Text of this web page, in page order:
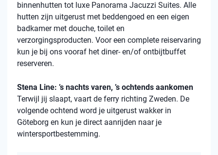
binnenhutten tot luxe Panorama Jacuzzi Suites. Alle
hutten zijn uitgerust met beddengoed en een eigen
badkamer met douche, toilet en
verzorgingsproducten. Voor een complete reiservaring
kun je bij ons vooraf het diner- en/of ontbijtbuffet
reserveren.
Stena Line: ’s nachts varen, ’s ochtends aankomen
Terwijl jij slaapt, vaart de ferry richting Zweden. De
volgende ochtend word je uitgerust wakker in
Göteborg en kun je direct aanrijden naar je
wintersportbestemming.